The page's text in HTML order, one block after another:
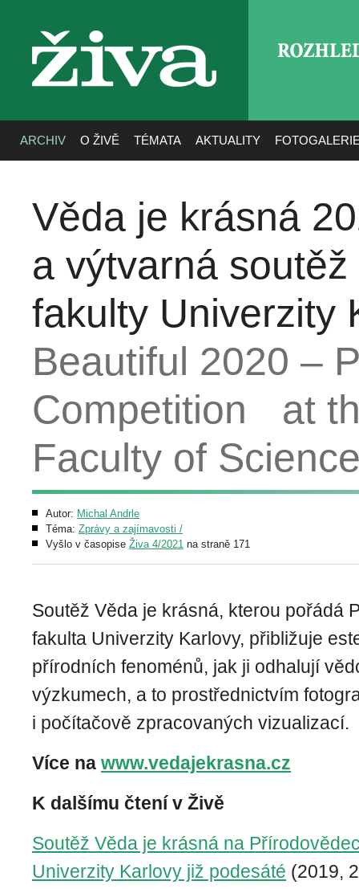
živa
ARCHIV O ŽIVĚ TÉMATA AKTUALITY
Věda je krásná
a výtvarná
fakulty Univerzity
Beautiful 2020 –
Competition at
Faculty of
Autor: Michal Andrle
Téma: Zprávy a zajímavosti /
Vyšlo v časopise Živa 4/2021 na straně 171
Soutěž Věda je krásná, kterou pořádá
fakulta Univerzity Karlovy, přibližuje
přírodních fenoménů, jak ji odhalují
výzkumech, a to prostřednictvím
i počítačově zpracovaných vizualizací.
Více na www.vedajekrasna.cz
K dalšímu čtení v Živě
Soutěž Věda je krásná na
Univerzity Karlovy již podesáté (2019,